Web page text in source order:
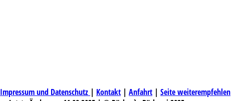
Impressum und Datenschutz | Kontakt | Anfahrt | Seite weiterempfehlen